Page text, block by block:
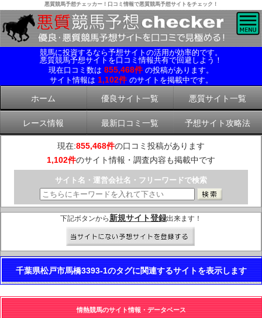
悪質競馬予想チェッカー！口コミ情報で悪質競馬予想サイトをチェック！
競馬に投資するなら予想サイトの活用が効率的です。
悪質競馬予想サイトを口コミ情報共有で回避しよう！
現在口コミ数は 855,468件 の投稿があります。
サイト情報は 1,102件 のサイトを掲載中です。
ホーム 優良サイト一覧 悪質サイト一覧
レース情報 最新口コミ一覧 予想サイト攻略法
現在:855,468件の口コミ投稿があります
1,102件のサイト情報・調査内容も掲載中です
サイト名・運営会社名・フリーワードで検索
下記ボタンから 新規サイト登録出来ます！
千葉県松戸市馬橋3393-1のタグに関連するサイトを表示します
情熱競馬のサイト情報・データベース